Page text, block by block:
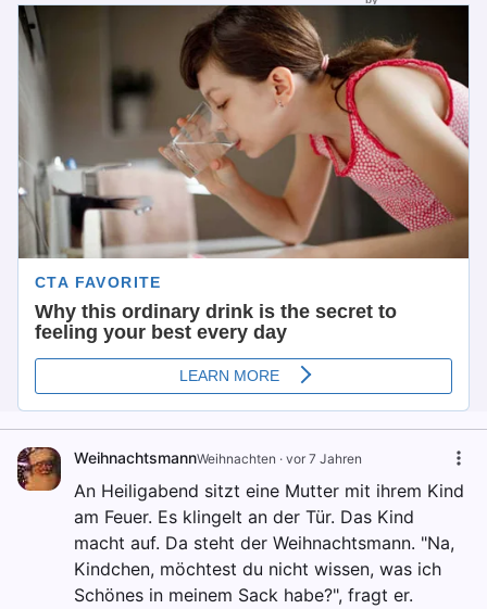
WeihnachtsmannWeihnachten · vor 7 Jahren
An Heiligabend sitzt eine Mutter mit ihrem Kind
am Feuer. Es klingelt an der Tür. Das Kind
macht auf. Da steht der Weihnachtsmann. "Na,
Kindchen, möchtest du nicht wissen, was ich
Schönes in meinem Sack habe?", fragt er.